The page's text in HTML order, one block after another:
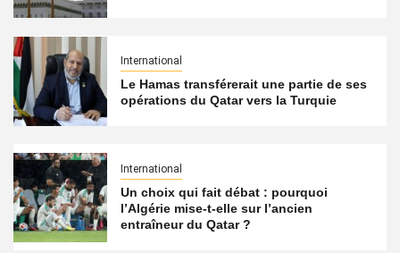
International
Le Hamas transférerait une partie de ses
opérations du Qatar vers la Turquie
International
Un choix qui fait débat : pourquoi
l’Algérie mise-t-elle sur l’ancien
entraîneur du Qatar ?